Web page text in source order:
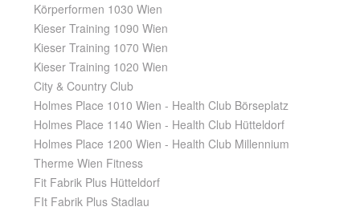
Körperformen 1030 Wien
Kieser Training 1090 Wien
Kieser Training 1070 Wien
Kieser Training 1020 Wien
City & Country Club
Holmes Place 1010 Wien - Health Club Börseplatz
Holmes Place 1140 Wien - Health Club Hütteldorf
Holmes Place 1200 Wien - Health Club Millennium
Therme Wien Fitness
Fit Fabrik Plus Hütteldorf
FIt Fabrik Plus Stadlau